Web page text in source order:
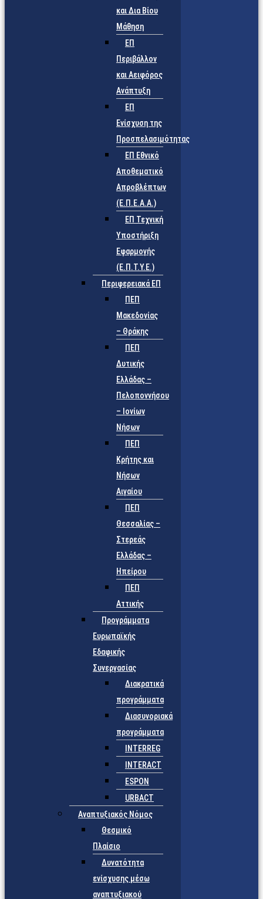
και Δια Βίου
Μάθηση
ΕΠ
Περιβάλλον
και Αειφόρος
Ανάπτυξη
ΕΠ
Ενίσχυση της
Προσπελασιμότητας
ΕΠ Εθνικό
Αποθεματικό
Απροβλέπτων
(Ε.Π.Ε.Α.Α.)
ΕΠ Τεχνική
Υποστήριξη
Εφαρμογής
(Ε.Π.Τ.Υ.Ε.)
Περιφερειακά ΕΠ
ΠΕΠ
Μακεδονίας
– Θράκης
ΠΕΠ
Δυτικής
Ελλάδας –
Πελοποννήσου
– Ιονίων
Νήσων
ΠΕΠ
Κρήτης και
Νήσων
Αιγαίου
ΠΕΠ
Θεσσαλίας –
Στερεάς
Ελλάδας –
Ηπείρου
ΠΕΠ
Αττικής
Προγράμματα
Ευρωπαϊκής
Εδαφικής
Συνεργασίας
Διακρατικά
προγράμματα
Διασυνοριακά
προγράμματα
INTERREG
INTERACT
ESPON
URBACT
Αναπτυξιακός Νόμος
Θεσμικό
Πλαίσιο
Δυνατότητα
ενίσχυσης μέσω
αναπτυξιακού